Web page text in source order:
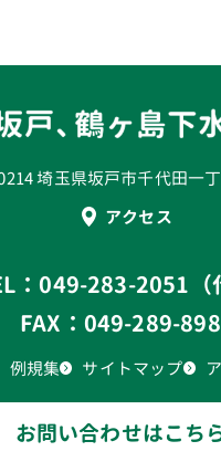
埼玉県坂戸市千代田一
アクセス
：049-283-2051（
FAX：049-289-
お問い合わせはこち
例規集 サイトマップ